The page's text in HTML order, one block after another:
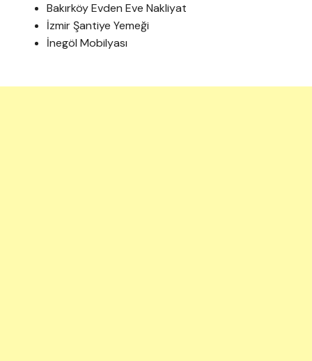
Bakırköy Evden Eve Nakliyat
İzmir Şantiye Yemeği
İnegöl Mobilyası